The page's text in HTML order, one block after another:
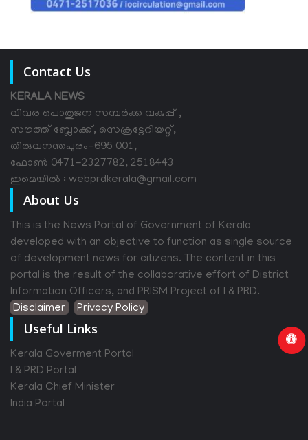
Contact Us
KERALA NEWS
വിവര പൊതുജന സമ്പര്‍ക്ക വകുപ്പ് ,
സൗത്ത് ബ്ലോക്ക്, സെക്രട്ടേറിയറ്റ്,
തിരുവനന്തപുരം-695 001,
ഫോൺ 0471-2327782, 2518443
ഇമെയിൽ : webprdkerala@gmail.com
About Us
This is the News Portal of Government of Kerala
developed with an objective to function as single source
of development news for citizens. The content in this
portal is the result of the collaborative effort of District
Information Officers, and PRISM Project of I & PRD.
Disclaimer
Privacy Policy
Useful Links
Kerala Goverment Portal
I & PRD Portal
Kerala Chief Minister
India Portal